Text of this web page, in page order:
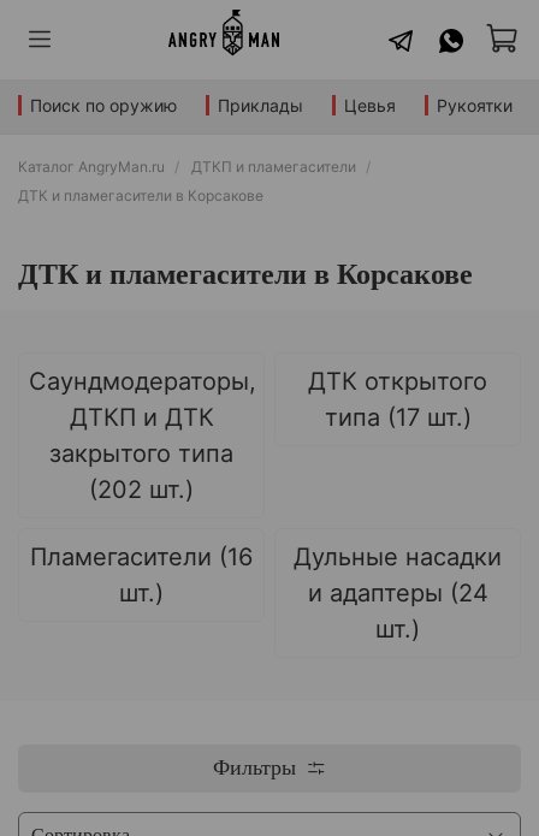
Поиск по оружию Приклады Цевья Рукоятки
Каталог AngryMan.ru
ДТКП и пламегасители
ДТК и пламегасители в Корсакове
ДТК и пламегасители в Корсакове
Саундмодераторы,
ДТКП и ДТК
закрытого типа
(202 шт.)
ДТК открытого
типа (17 шт.)
Пламегасители (16
шт.)
Дульные насадки
и адаптеры (24
шт.)
Фильтры